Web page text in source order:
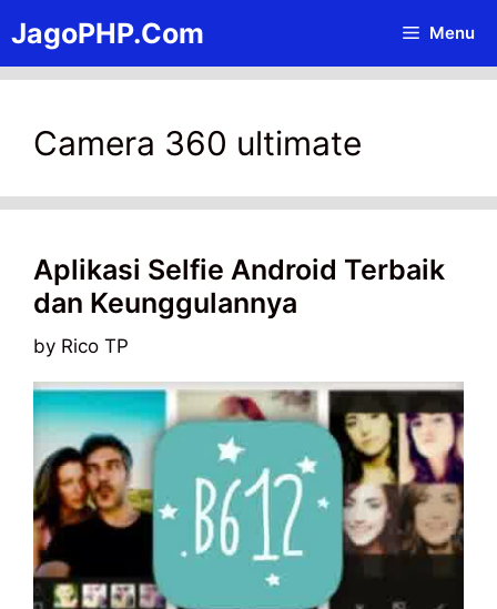
to
content
JagoPHP.Com Menu
Camera 360 ultimate
Aplikasi Selfie Android Terbaik
dan Keunggulannya
by Rico TP